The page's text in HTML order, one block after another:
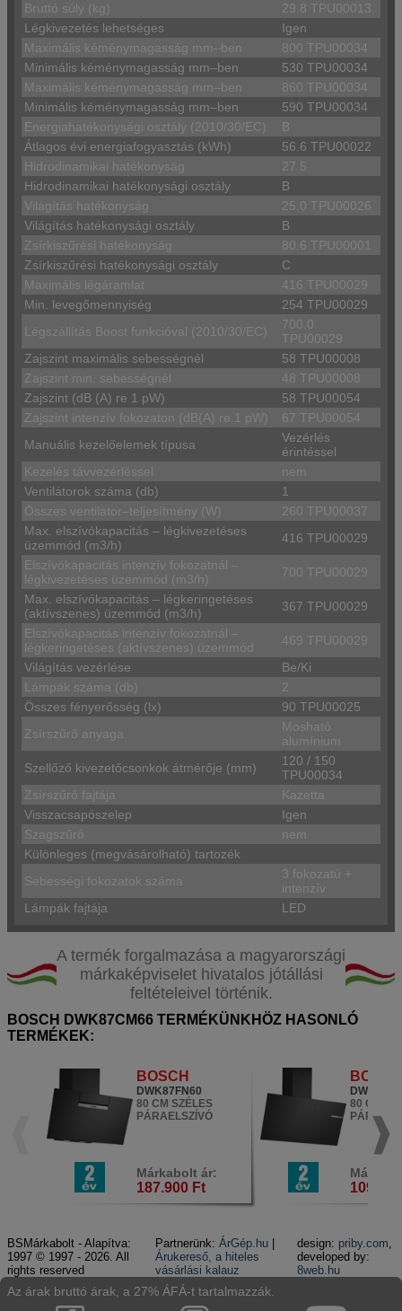
Bruttó súly (kg)
29.8 TPU00013
Légkivezetés lehetséges
Igen
Maximális kéménymagasság mm–ben
800 TPU00034
Minimális kéménymagasság mm–ben
530 TPU00034
Maximális kéménymagasság mm–ben
860 TPU00034
Minimális kéménymagasság mm–ben
590 TPU00034
Energiahatékonysági osztály (2010/30/EC)
B
Átlagos évi energiafogyasztás (kWh)
56.6 TPU00022
Hidrodinamikai hatékonyság
27.5
Hidrodinamikai hatékonysági osztály
B
Világítás hatékonyság
25.0 TPU00026
Világítás hatékonysági osztály
B
Zsírkiszűrési hatékonyság
80.6 TPU00001
Zsírkiszűrési hatékonysági osztály
C
Maximális légáramlat
416 TPU00029
Min. levegőmennyiség
254 TPU00029
Légszállítás Boost funkcióval (2010/30/EC)
700.0
TPU00029
Zajszint maximális sebességnél
58 TPU00008
Zajszint min. sebességnél
48 TPU00008
Zajszint (dB (A) re 1 pW)
58 TPU00054
Zajszint intenzív fokozaton (dB(A) re 1 pW)
67 TPU00054
Manuális kezelőelemek típusa
Vezérlés
érintéssel
Kezelés távvezérléssel
nem
Ventilátorok száma (db)
1
Összes ventilátor–teljesítmény (W)
260 TPU00037
Max. elszívókapacitás – légkivezetéses
üzemmód (m3/h)
416 TPU00029
Elszívókapacitás intenzív fokozatnál –
légkivezetéses üzemmód (m3/h)
700 TPU00029
Max. elszívókapacitás – légkeringetéses
(aktívszenes) üzemmód (m3/h)
367 TPU00029
Elszívókapacitás intenzív fokozatnál –
légkeringetéses (aktívszenes) üzemmód
469 TPU00029
Világítás vezérlése
Be/Ki
Lámpák száma (db)
2
Összes fényerősség (lx)
90 TPU00025
Zsírszűrő anyaga
Mosható
alumínium
Szellőző kivezetőcsonkok átmérője (mm)
120 / 150
TPU00034
Zsírszűrő fajtája
Kazetta
Visszacsapószelep
Igen
Szagszűrő
nem
Különleges (megvásárolható) tartozék
Sebességi fokozatok száma
3 fokozatú +
intenzív
Lámpák fajtája
LED
A termék forgalmazása a magyarországi
márkaképviselet hivatalos jótállási
feltételeivel történik.
BOSCH DWK87CM66 TERMÉKÜNKHÖZ HASONLÓ
TERMÉKEK:
BOSCH
DWK87FN60
80 CM SZÉLES
PÁRAELSZÍVÓ
Márkabolt ár:
187.900 Ft
BOSCH
80 CM
BSMárkabolt - Alapítva:
1997 © 1997 - 2026. All
rights reserved
Partnerünk:ÁrGép.hu
Árukereső, a hiteles
vásárlási kalauz
design: priby.com,
developed by:
8web.hu
Az árak bruttó árak, a 27% ÁFÁ-t tartalmazzák.